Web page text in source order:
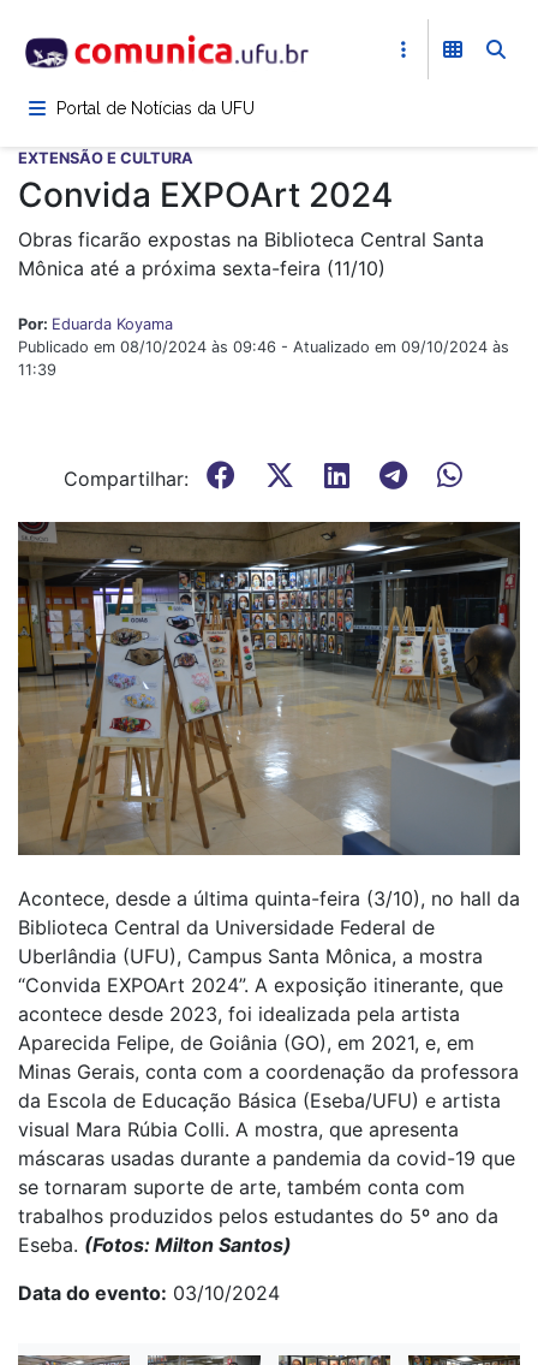
para
conteúdoPortal de Notícias da UFU
EXTENSÃO E CULTURA
Convida EXPOArt 2024
Obras ficarão expostas na Biblioteca Central Santa
Mônica até a próxima sexta-feira (11/10)
Por: Eduarda Koyama
Publicado em 08/10/2024 às 09:46 - Atualizado em 09/10/2024 às
11:39
Compartilhar:
Acontece, desde a última quinta-feira (3/10), no hall da
Biblioteca Central da Universidade Federal de
Uberlândia (UFU), Campus Santa Mônica, a mostra
“Convida EXPOArt 2024”. A exposição itinerante, que
acontece desde 2023, foi idealizada pela artista
Aparecida Felipe, de Goiânia (GO), em 2021, e, em
Minas Gerais, conta com a coordenação da professora
da Escola de Educação Básica (Eseba/UFU) e artista
visual Mara Rúbia Colli. A mostra, que apresenta
máscaras usadas durante a pandemia da covid-19 que
se tornaram suporte de arte, também conta com
trabalhos produzidos pelos estudantes do 5º ano da
Eseba. (Fotos: Milton Santos)
Data do evento 03/10/2024